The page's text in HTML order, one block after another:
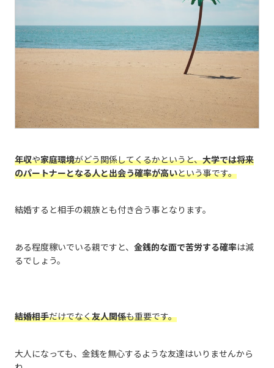
年収や家庭環境がどう関係してくるかというと、大学では将来
のパートナーとなる人と出会う確率が高いという事です。
結婚すると相手の親族とも付き合う事となります。
ある程度稼いでいる親ですと、 金銭的な面で苦労する確率は減
るでしょう。
結婚相手だけでなく友人関係も重要です。
大人になっても、金銭を無心するような友達はいりませんから